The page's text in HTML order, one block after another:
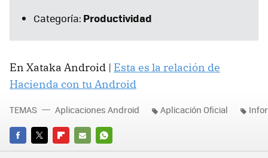
Categoría: Productividad
En Xataka Android | Esta es la relación de
Hacienda con tu Android
FACEBOOK
TWITTERFLIPBOARD
E-
WHATSAPP
TEMAS Aplicaciones Android Aplicación Oficial